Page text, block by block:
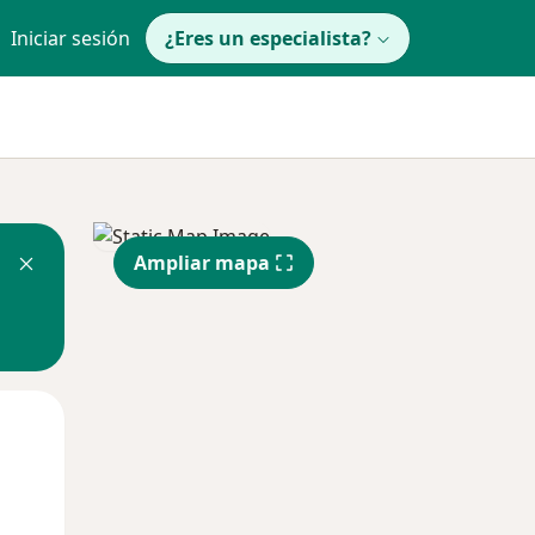
Iniciar sesión ¿Eres un especialista?
Ampliar mapa